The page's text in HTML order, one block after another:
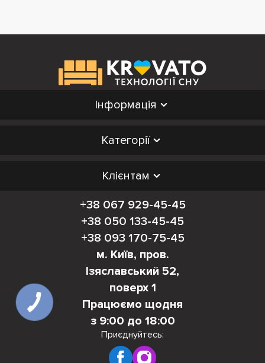
Інформація
Категорії
Клієнтам
+38 067 929-45-45
+38 050 133-45-45
+38 093 170-75-45
м. Київ, пров.
Ізяславський 52,
поверх 1
Працюємо щодня
з 9:00 до 18:00
Приєднуйтесь: